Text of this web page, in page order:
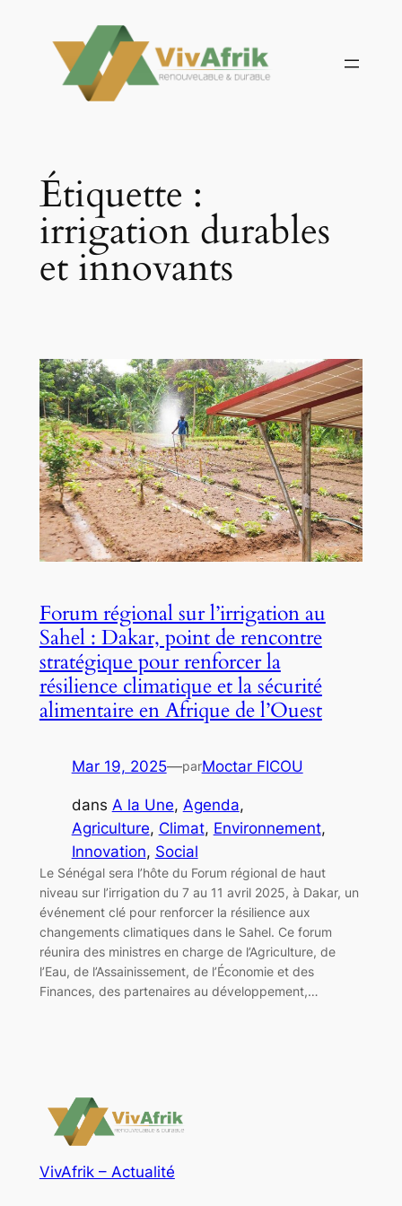
contenu
Étiquette :
irrigation durables
et innovants
Forum régional sur l’irrigation au
Sahel : Dakar, point de rencontre
stratégique pour renforcer la
résilience climatique et la sécurité
alimentaire en Afrique de l’Ouest
Mar 19, 2025—parMoctar FICOU
dans A la Une, Agenda
Agriculture, Climat, Environnement
Innovation, Social
Le Sénégal sera l’hôte du Forum régional de haut
niveau sur l’irrigation du 7 au 11 avril 2025, à Dakar, un
événement clé pour renforcer la résilience aux
changements climatiques dans le Sahel. Ce forum
réunira des ministres en charge de l’Agriculture, de
l’Eau, de l’Assainissement, de l’Économie et des
Finances, des partenaires au développement,…
VivAfrik – Actualité